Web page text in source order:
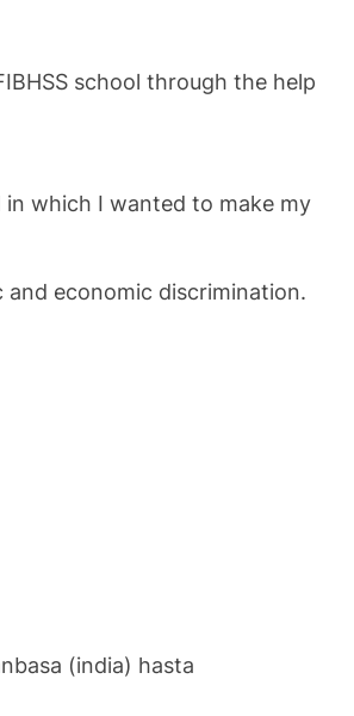
school through the help
in which I wanted to make my
economic discrimination.
(india) hasta